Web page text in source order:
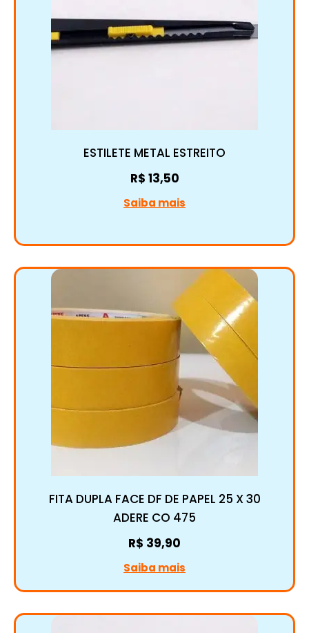
ESTILETE METAL ESTREITO
R$ 13,50
Saiba mais
FITA DUPLA FACE DF DE PAPEL 25 X 30
ADERE CO 475
R$ 39,90
Saiba mais